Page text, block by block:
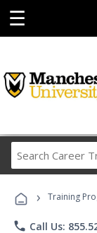
☰
› Training
phone Call Us: